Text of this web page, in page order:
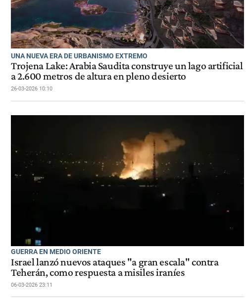
UNA NUEVA ERA DE URBANISMO EXTREMO
Trojena Lake: Arabia Saudita construye un lago artificial
a 2.600 metros de altura en pleno desierto
26-03-2026 10:10
GUERRA EN MEDIO ORIENTE
Israel lanzó nuevos ataques "a gran escala" contra
Teherán, como respuesta a misiles iraníes
06-03-2026 23:11